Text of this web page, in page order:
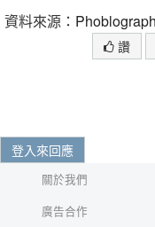
資料來源：
讚
登入來回應
關於我們
廣告合作